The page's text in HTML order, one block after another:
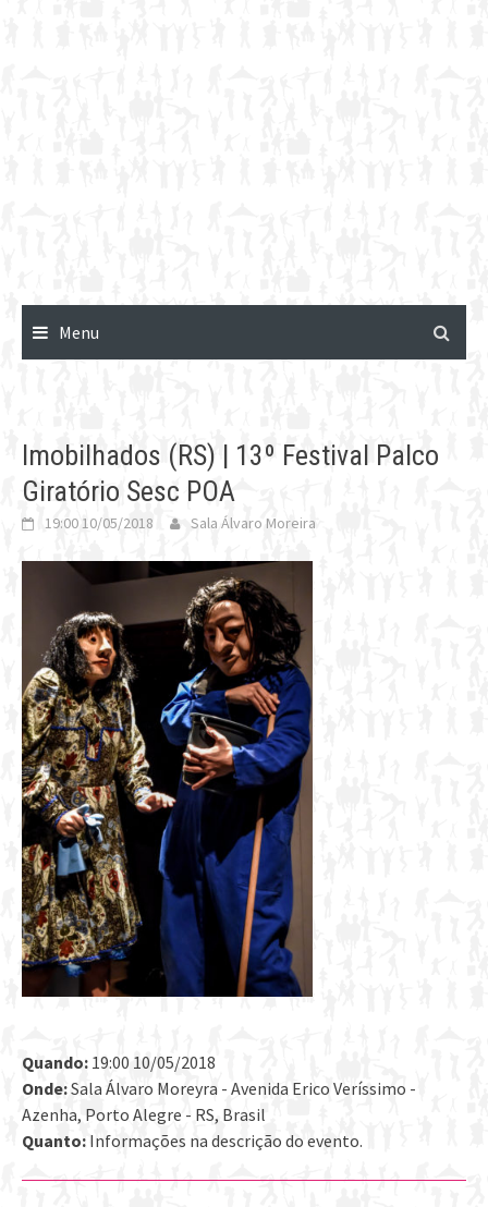
Menu
Imobilhados (RS) | 13º Festival Palco
Giratório Sesc POA
19:00 10/05/2018 Sala Álvaro Moreira
Quando: 19:00 10/05/2018
Onde:Sala Álvaro Moreyra - Avenida Erico Veríssimo -
Azenha, Porto Alegre - RS, Brasil
Quanto: Informações na descrição do evento.